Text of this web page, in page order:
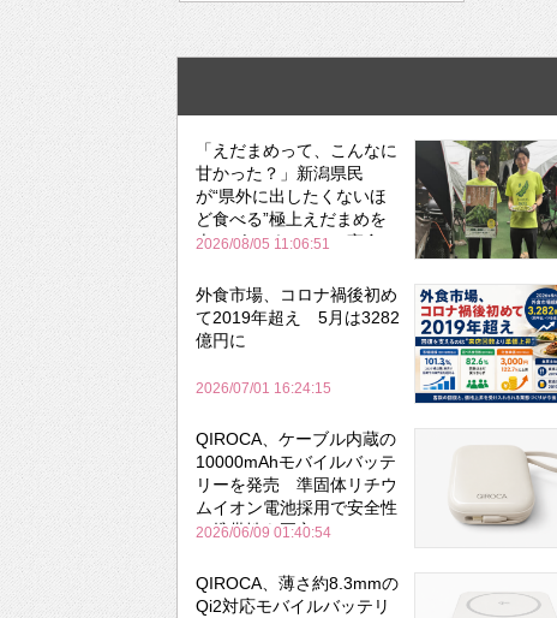
「えだまめって、こんなに
甘かった？」新潟県民
が“県外に出したくないほ
ど食べる”極上えだまめを
森のビアガーデンで実食
2026/08/05 11:06:51
外食市場、コロナ禍後初め
て2019年超え 5月は3282
億円に
2026/07/01 16:24:15
QIROCA、ケーブル内蔵の
10000mAhモバイルバッテ
リーを発売 準固体リチウ
ムイオン電池採用で安全性
と携帯性を両立
2026/06/09 01:40:54
QIROCA、薄さ約8.3mmの
Qi2対応モバイルバッテリ